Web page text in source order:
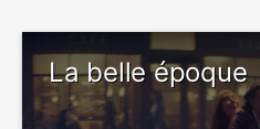
La belle époque